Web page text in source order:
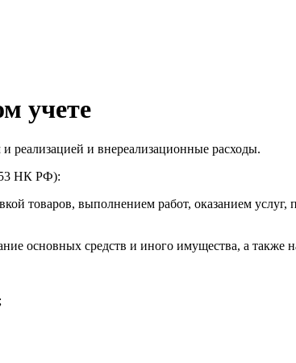
учете
реализацией и внереализационные расходы.
НК РФ):
товаров, выполнением работ, оказанием услуг,
основных средств и иного имущества, а также